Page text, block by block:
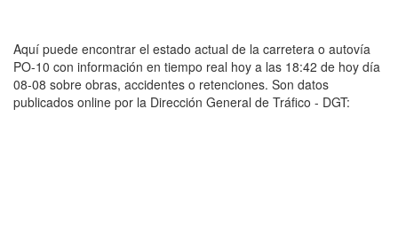
Aquí puede encontrar el estado actual de la carretera o autovía
PO-10 con información en tiempo real hoy a las 18:42 de hoy día
08-08 sobre obras, accidentes o retenciones. Son datos
publicados online por la Dirección General de Tráfico - DGT: